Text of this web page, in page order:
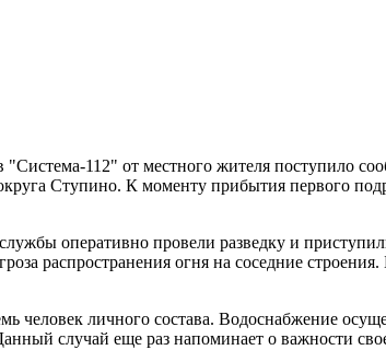
112" от местного жителя поступило
Ступино. К моменту прибытия первого
оперативно провели разведку и
распространения огня на соседние
личного состава. Водоснабжение
случай еще раз напоминает о важности